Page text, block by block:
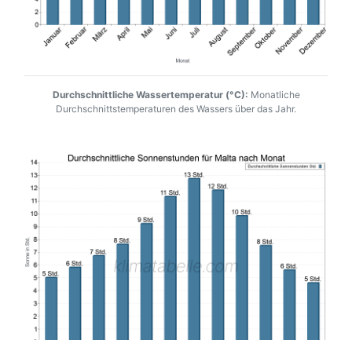
Durchschnittliche Wassertemperatur (°C): Monatliche
Durchschnittstemperaturen des Wassers über das Jahr.